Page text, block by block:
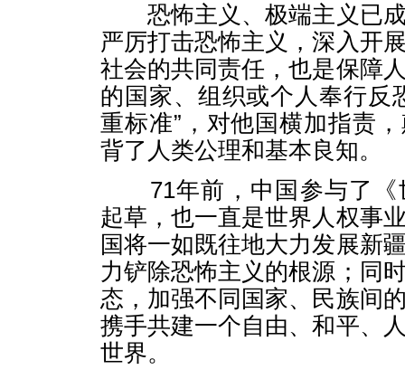
恐怖主义、极端主义已成
严厉打击恐怖主义，深入开
社会的共同责任，也是保障
的国家、组织或个人奉行反
重标准”，对他国横加指责
背了人类公理和基本良知。
71年前，中国参与了《
起草，也一直是世界人权事
国将一如既往地大力发展新
力铲除恐怖主义的根源；同
态，加强不同国家、民族间
携手共建一个自由、和平、
世界。